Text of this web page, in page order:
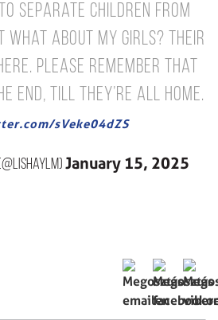
separate children from
what about my girls? Their
Please remember that
till they’re ALL home.
sVeke04dZS
January 15, 2025